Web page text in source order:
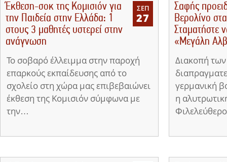
ΣΕΠ
27
Έκθεση-σοκ της Κομισιόν για
την Παιδεία στην Ελλάδα: 1
στους 3 μαθητές υστερεί στην
ανάγνωση
Το σοβαρό έλλειμμα στην παροχή
επαρκούς εκπαίδευσης από το
σχολείο στη χώρα μας επιβεβαιώνει
έκθεση της Κομισιόν σύμφωνα με
την…
Σαφής
Βερολίνο
Σταματήστε
«Μεγάλη
Διακοπή
γερμανική
η